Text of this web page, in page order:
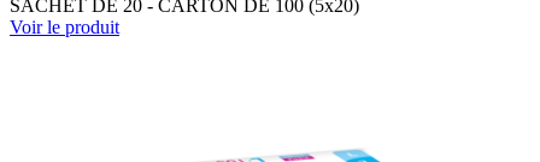
SACHET DE 20 - CARTON DE 100 (5x20)
Voir le produit